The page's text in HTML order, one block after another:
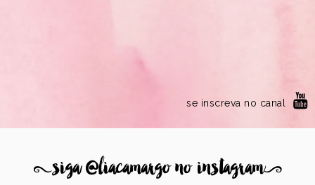
se inscreva no canal
8siga @liacamargo no instagram9